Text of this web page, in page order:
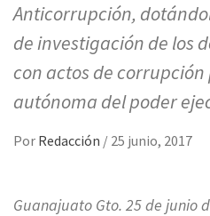
Anticorrupción,
de investigación de los
con actos de
autónoma del poder
Por Redacción / 25 junio, 2017
Guanajuato Gto. 25 de junio